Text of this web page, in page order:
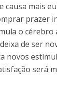
causa mais
prazer
o
de ser
novos
será